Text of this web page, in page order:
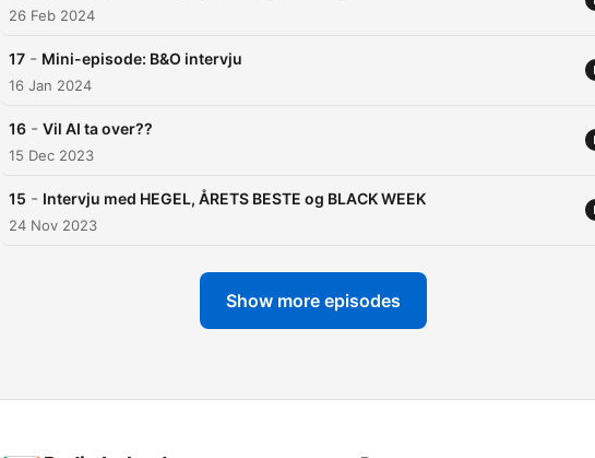
26 Feb 2024
17 - Mini-episode: B&O intervju
16 Jan 2024
16 - Vil AI ta over??
15 Dec 2023
15 - Intervju med HEGEL, ÅRETS BESTE og BLACK WEEK
24 Nov 2023
Show more episodes